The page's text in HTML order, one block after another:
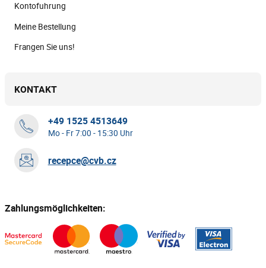
Kontofuhrung
Meine Bestellung
Frangen Sie uns!
KONTAKT
+49 1525 4513649
Mo - Fr 7:00 - 15:30 Uhr
recepce@cvb.cz
Zahlungsmöglichkeiten: